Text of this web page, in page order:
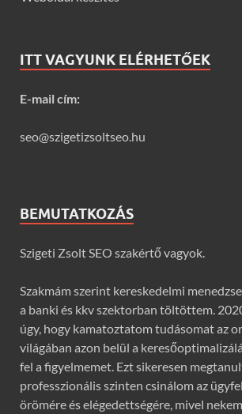
ITT VAGYUNK ELÉRHETŐEK
E-mail cím:
seo@szigetizsoltseo.hu
BEMUTATKOZÁS
Szigeti Zsolt SEO szakértő vagyok.
Szakmám szerint kereskedelmi
a banki és kkv szektorban töltöttem.
úgy, hogy kamatoztatom tudásomat az
világában azon belül a
fel a figyelmemet. Ezt sikeresen
professzionális szinten csinálom az
örömére és elégedettségére, mivel